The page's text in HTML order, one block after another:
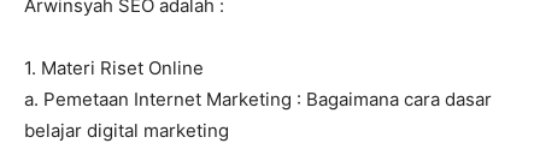
Arwinsyah SEO adalah :
1. Materi Riset Online
a. Pemetaan Internet Marketing : Bagaimana cara dasar
belajar digital marketing